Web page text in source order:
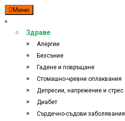
Меню
Здраве
Алергии
Безсъние
Гадене и повръщане
Стомашно-чревни оплаквания
Депресии, напрежение и стрес
Диабет
Сърдечно-съдови заболявания